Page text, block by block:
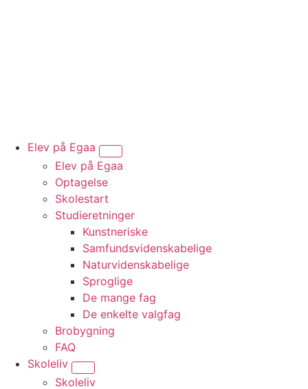
Elev på Egaa
Vis undermenu for “Elev på Egaa”
Elev på Egaa
Optagelse
Skolestart
Studieretninger
Kunstneriske
Samfundsvidenskabelige
Naturvidenskabelige
Sproglige
De mange fag
De enkelte valgfag
Brobygning
FAQ
Skoleliv
Vis undermenu for “Skoleliv”
Skoleliv